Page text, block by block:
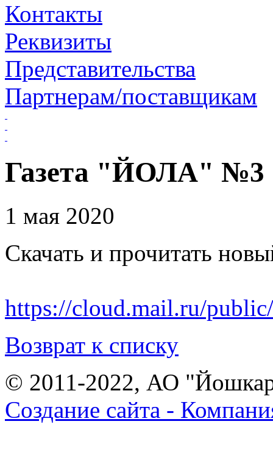
Контакты
Реквизиты
Представительства
Партнерам/поставщикам
Газета "ЙОЛА" №3
1 мая 2020
Скачать и прочитать
https://cloud.mail.ru/
Возврат к списку
© 2011-2022, АО
Создание сайта -